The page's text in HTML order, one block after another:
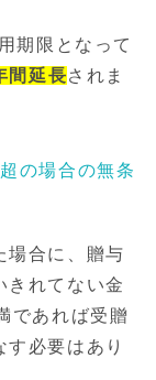
期限となって
間延長されま
の場合の無条
場合に、贈与
きれてない金
であれば受贈
必要はあり